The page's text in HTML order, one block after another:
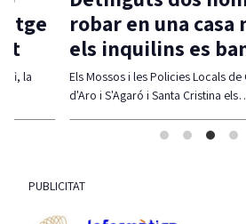
robar en una casa
els inquilins es
Els Mossos i les Policies Locals de
d'Aro i S'Agaró i Santa Cristina els…
PUBLICITAT